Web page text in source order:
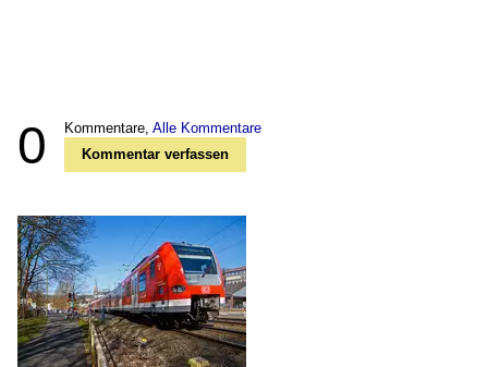
0 Kommentare, Alle Kommentare
Kommentar verfassen